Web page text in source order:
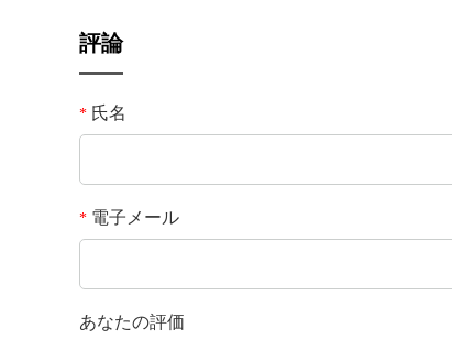
評論
* 氏名
* 電子メール
あなたの評価